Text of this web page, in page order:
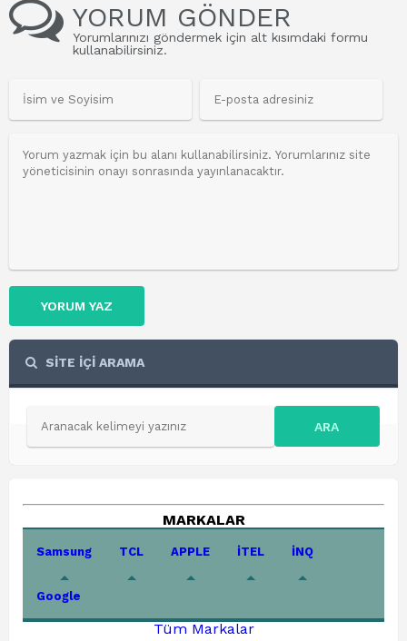
YORUM GÖNDER
Yorumlarınızı göndermek için alt kısımdaki formu
kullanabilirsiniz.
YORUM YAZ
SİTE İÇİ ARAMA
ARA
MARKALAR
Samsung TCL APPLE İTEL İNQ
Google
Tüm Markalar